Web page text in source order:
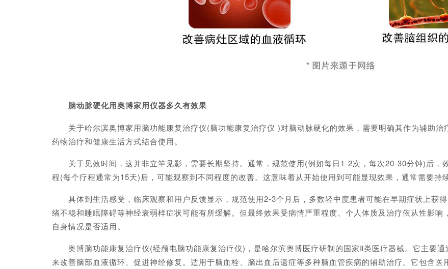
脑动脉硬化用奥博家用仪器多久有效果
关于哈尔滨奥博家用脑功能康复治疗仪(脑功能康复治疗仪 )对脑动脉硬化的效果，需要明确其作为辅助治
药物治疗和健康生活方式结合使用。
关于见效时间，这并非立竿见影，需要长期坚持。通常，规范使用(例如每日1-2次，每次20-30分钟)后，
程(每个疗程通常为15天)后，可能观察到不同程度的改善。这意味着从开始使用到可能显现效果，通常需要持
具体到生活感受，临床观察和用户反馈显示，规范使用2-3个月后，多数轻中度患者可能在早期症状上获
绪不稳和睡眠障碍等神经衰弱样症状可能有所缓解。但最终效果受病情严重程度、个人体质及治疗依从性影
自身情况是否适用。
奥博脑功能康复治疗仪(经颅电脑功能康复治疗仪)，是哈尔滨奥博医疗研制的国家Ⅱ类医疗器械。它主要通
来改善脑部血液循环、促进神经修复。适用于脑血栓、脑出血后遗症等多种脑血管疾病的辅助治疗。它包含